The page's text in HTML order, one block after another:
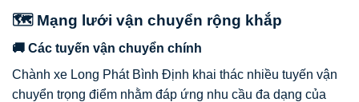
🗺️ Mạng lưới vận chuyển rộng khắp
🚚 Các tuyến vận chuyển chính
Chành xe Long Phát Bình Định khai thác nhiều tuyến vận
chuyển trọng điểm nhằm đáp ứng nhu cầu đa dạng của